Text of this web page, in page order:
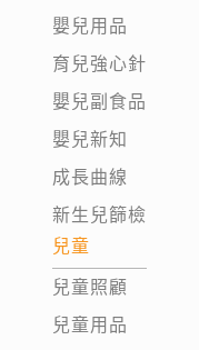
嬰兒用品
育兒強心針
嬰兒副食品
嬰兒新知
成長曲線
新生兒篩檢
兒童
兒童照顧
兒童用品